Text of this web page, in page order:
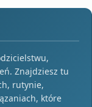
Znajdziesz tu
rutynie,
które